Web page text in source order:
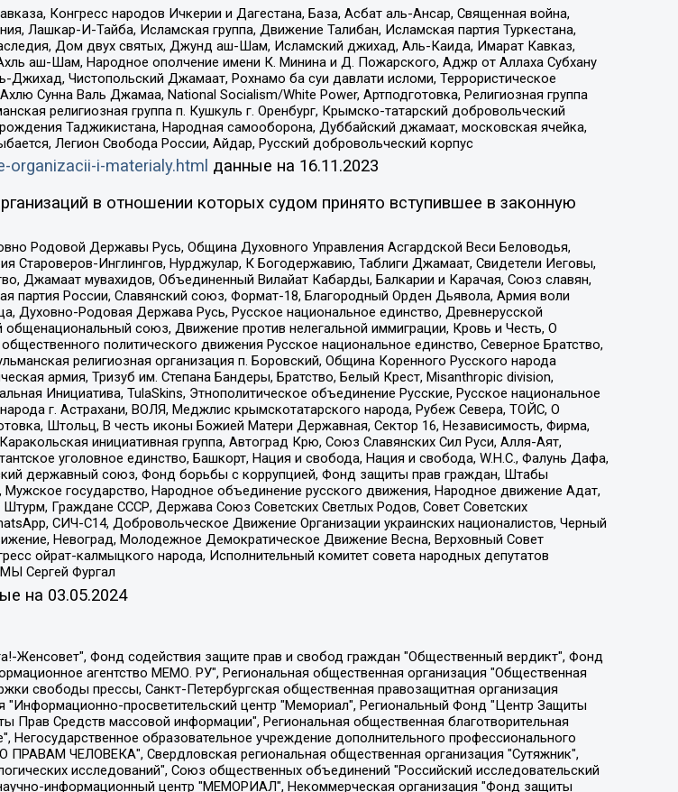
Конгресс народов Ичкерии и Дагестана, База, Асбат аль-Ансар, Священная война,
Лашкар-И-Тайба, Исламская группа, Движение Талибан, Исламская партия Туркестана,
Дом двух святых, Джунд аш-Шам, Исламский джихад, Аль-Каида, Имарат Кавказ,
аш-Шам, Народное ополчение имени К. Минина и Д. Пожарского, Аджр от Аллаха Субхану
Чистопольский Джамаат, Рохнамо ба суи давлати исломи, Террористическое
Сунна Валь Джамаа, National Socialism/White Power, Артподготовка, Религиозная группа
религиозная группа п. Кушкуль г. Оренбург, Крымско-татарский добровольческий
Таджикистана, Народная самооборона, Дуббайский джамаат, московская ячейка,
Легион Свобода России, Айдар, Русский добровольческий корпус
i-materialy.html данные на 16.11.2023
в отношении которых судом принято вступившее в законную
Родовой Державы Русь, Община Духовного Управления Асгардской Веси Беловодья,
Инглингов, Нурджулар, К Богодержавию, Таблиги Джамаат, Свидетели Иеговы,
Джамаат мувахидов, Объединенный Вилайат Кабарды, Балкарии и Карачая, Союз славян,
партия России, Славянский союз, Формат-18, Благородный Орден Дьявола, Армия воли
Духовно-Родовая Держава Русь, Русское национальное единство, Древнерусской
союз, Движение против нелегальной иммиграции, Кровь и Честь, О
политического движения Русское национальное единство, Северное Братство,
религиозная организация п. Боровский, Община Коренного Русского народа
армия, Тризуб им. Степана Бандеры, Братство, Белый Крест, Misanthropic division,
Инициатива, TulaSkins, Этнополитическое объединение Русские, Русское национальное
г. Астрахани, ВОЛЯ, Меджлис крымскотатарского народа, Рубеж Севера, ТОЙС, О
Штольц, В честь иконы Божией Матери Державная, Сектор 16, Независимость, Фирма,
инициативная группа, Автоград Крю, Союз Славянских Сил Руси, Алля-Аят,
уголовное единство, Башкорт, Нация и свобода, Нация и свобода, W.H.С., Фалунь Дафа,
державный союз, Фонд борьбы с коррупцией, Фонд защиты прав граждан, Штабы
государство, Народное объединение русского движения, Народное движение Адат,
Граждане СССР, Держава Союз Советских Светлых Родов, Совет Советских
СИЧ-С14, Добровольческое Движение Организации украинских националистов, Черный
Невоград, Молодежное Демократическое Движение Весна, Верховный Совет
ойрат-калмыцкого народа, Исполнительный комитет совета народных депутатов
Сергей Фургал
на 03.05.2024
номер 50008295751, дата регистрации 24.02.2020), Великовский Дмитрий Александрович, Долинина Ирина Николаевна, Мароховская Алеся Алексеевна, Шлейнов Роман Юрьевич, Шмагун Олеся Валентиновна, Общество с ограниченной ответственностью "Альтаир 2021", Общество с ограниченной ответственностью "Вега 2021", Общество с ограниченной ответственностью "Главный редактор 2021", Общество с ограниченной ответственностью "Ромашки монолит", Важенков Артем Валерьевич, Ивановская областная общественная организация "Центр гендерных исследований", Гурман Юрий Альбертович, Медиапроект "ОВД-Инфо", Егоров Владимир Владимирович, Жилинский Владимир Александрович, Общество с ограниченной ответственностью "ЗП", Иванова София Юрьевна, Карезина Инна Павловна, Кильтау Екатерина Викторовна, Петров Алексей Викторович, Пискунов Сергей Евгеньевич, Смирнов Сергей Сергеевич, Тихонов Михаил Сергеевич, Общество с ограниченной ответственностью "ЖУРНАЛИСТ-ИНОСТРАННЫЙ АГЕНТ", Арапова Галина Юрьевна, Вольтская Татьяна Анатольевна, Американская компания "Mason G.E.S. Anonymous Foundation" (США), являющаяся владельцем интернет-издания https://mnews.world/, Компания "Stichting Bellingcat", зарегистрированная в Нидерландах (дата регистрации 11.07.2018), Захаров Андрей Вячеславович, Клепиковская Екатерина Дмитриевна, Общество с ограниченной ответственностью "МЕМО", Перл Роман Александрович, Симонов Евгений Алексеевич, Соловьева Елена Анатольевна, Сотников Даниил Владимирович, Сурначева Елизавета Дмитриевна, Автономная некоммерческая организация по защите прав человека и информированию населения "Якутия – Наше Мнение", Общество с ограниченной ответственностью "Москоу диджитал медиа", с 26.01.2023 Общество с ограниченной ответственностью "Чайка Белые сады", Ветошкина Валерия Валерьевна, Заговора Максим Александрович, Межрегиональное общественное движение "Российская ЛГБТ - сеть", Оленичев Максим Владимирович, Павлов Иван Юрьевич, Скворцова Елена Сергеевна, Общество с ограниченной ответственностью "Как бы инагент", Кочетков Игорь Викторович, Общество с ограниченной ответственностью "Честные выборы", Еланчик Олег Александрович, Общество с ограниченной ответственностью "Нобелевский призыв", Гималова Регина Эмилевна, Григорьев Андрей Валерьевич, Григорьева Алина Александровна, Ассоциация по содействию защите прав призывников, альтернативнослужащих и военнослужащих "Правозащитная группа "Гражданин.Армия.Право", Хисамова Регина Фаритовна, Автономная некоммерческая организация по реализации социально-правовых программ "Лилит", Дальневосточное общественное движение "Маяк", Санкт-Петербургская ЛГБТ-инициативная группа "Выход", Инициативная группа ЛГБТ+ "Реверс", Алексеев Андрей Викторович, Бекбулатова Таисия Львовна, Беляев Иван Михайлович, Владыкина Елена Сергеевна, Гельман Марат Александрович, Никульшина Вероника Юрьевна, Толоконникова Надежда Андреевна, Шендерович Виктор Анатольевич, Общество с ограниченной ответственностью "Данное сообщение", Общество с ограниченной ответственностью Издательский дом "Новая глава", Айнбиндер Александра Александровна, Московский комьюнити-центр для ЛГБТ+инициатив, Благотворительный фонд развития филантропии, Deutsche Welle (Германия, Kurt-Schumacher-Strasse 3, 53113 Bonn), Борзунова Мария Михайловна, Воробьев Виктор Викторович, Голубева Анна Львовна, Константинова Алла Михайловна, Малкова Ирина Владимировна, Мурадов Мурад Абдулгалимович, Осетинская Елизавета Николаевна, Понасенков Евгений Николаевич, Ганапольский Матвей Юрьевич, Киселев Евгений Алексеевич, Борухович Ирина Григорьевна, Дремин Иван Тимофеевич, Дубровский Дмитрий Викторович, Красноярская региональная общественная организация поддержки и развития альтернативных образовательных технологий и межкультурных коммуникаций "ИНТЕРРА", Маяковская Екатерина Алексеевна, Фейгин Марк Захарович, Филимонов Андрей Викторович, Дзугкоева Регина Николаевна, Доброхотов Роман Александрович, Дудь Юрий Александрович, Елкин Сергей Владимирович, Кругликов Кирилл Игоревич, Сабунаева Мария Леонидовна, Семенов Алексей Владимирович, Шаинян Карен Багратович, Шульман Екатерина Михайловна, Асафьев Артур Валерьевич, Вахштайн Виктор Семенович, Венедиктов Алексей Алексеевич, Лушникова Екатерина Евгеньевна, Волков Леонид Михайлович, Невзоров Александр Глебович, Пархоменко Сергей Борисович, Сироткин Ярослав Николаевич, Кара-Мурза Владимир Владимирович, Баранова Наталья Владимировна, Гозман Леонид Яковлевич, Кагарлицкий Борис Юльевич, Климарев Михаил Валерьевич, Милов Владимир Станиславович, Автономная некоммерческая организация Краснодарский центр современного искусства "Типография", Моргенштерн Алишер Тагирович, Соболь Любовь Эдуардовна, Общество с ограниченной ответственностью "ЛИЗА НОРМ", Каспаров Гарри Кимович, Ходорковский Михаил Борисович, Общество с ограниченной ответственностью "Апрельские тезисы", Данилович Ирина Брониславовна, Кашин Олег Владимирович, Петров Николай Владимирович, Пивоваров Алексей Владимирович, Соколов Михаил Владимирович, Цветкова Юлия Владимировна, Чичваркин Евгений Александрович, Комитет против пыток/Команда против пыток, Общество с ограниченной ответственностью "Первый научный", Общество с ограниченной ответственностью "Вертолет и ко", Белоцерковская Вероника Борисовна, Кац Максим Евгеньевич, Лазарева Татьяна Юрьевна, Шаведдинов Руслан Табризович, Яшин Илья Валерьевич, Общество с ограниченной ответственностью "Иноагент ААВ", Алешковский Дмитрий Петрович, Альбац Евгения Марковна, Быков Дмитрий Львович, Галямина Юлия Евгеньевна, Лойко Сергей Леонидович, Мартынов Кирилл Константинович, Медведев Сергей Александрович, Крашенинников Федор Геннадиевич, Гордеева Катерина Вл